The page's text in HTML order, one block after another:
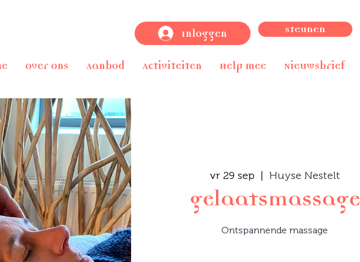
Inloggen Steunen
Over ons Aanbod Activiteiten Help mee Nieuwsbrief
vr 29 sep
  |
Huyse Nestelt
gelaatsmassage
Ontspannende massage